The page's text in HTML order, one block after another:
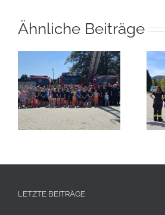
Ähnliche Beiträge
Brandschutzerziehung
Kindergarten St.
Anna
LETZTE BEITRÄGE